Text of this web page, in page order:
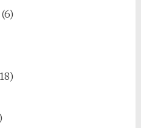
(6)